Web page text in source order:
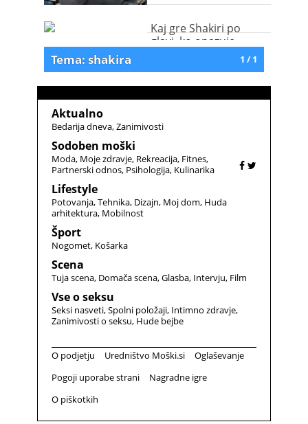
Kaj gre Shakiri po
glavi, ko opazuje
1 / 1
Tema: shakira
Aktualno
Bedarija dneva Zanimivosti
Sodoben moški
Moda Moje zdravje Rekreacija Fitnes
Partnerski odnos Psihologija Kulinarika
Lifestyle
Potovanja Tehnika Dizajn Moj dom Huda
arhitektura Mobilnost
Šport
Nogomet Košarka
Scena
Tuja scena Domača scena Glasba Intervju Film
Vse o seksu
Seksi nasveti Spolni položaji Intimno zdravje
Zanimivosti o seksu Hude bejbe
O podjetju Uredništvo Moški.si
Oglaševanje
Pogoji uporabe strani
Nagradne igre
O piškotkih